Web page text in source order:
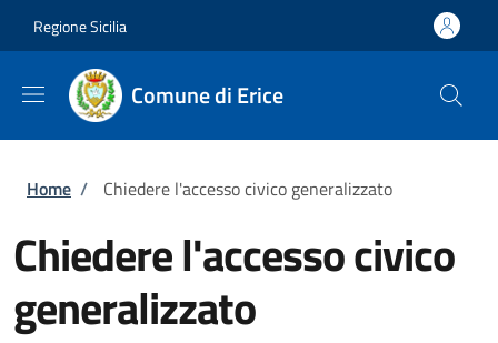
Regione Sicilia
Comune di Erice
Briciole di pane
Home / Chiedere l'accesso civico generalizzato
Chiedere l'accesso civico
generalizzato